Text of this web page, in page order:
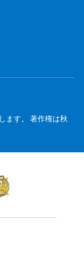
ます。 著作権は秋